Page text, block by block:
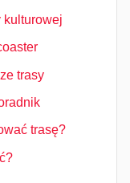
kulturowej
trasy
trasę?